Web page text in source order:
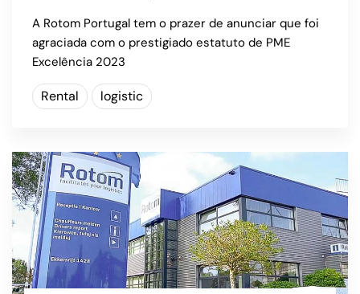
A Rotom Portugal tem o prazer de anunciar que foi
agraciada com o prestigiado estatuto de PME
Excelência 2023
Rental logistic